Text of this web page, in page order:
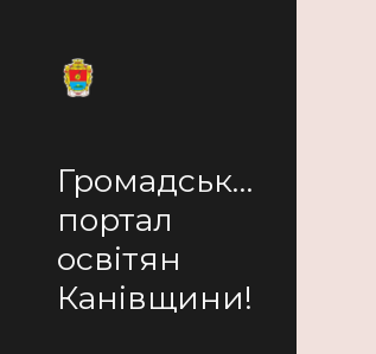
Громадський
портал
освітян
Канівщини!